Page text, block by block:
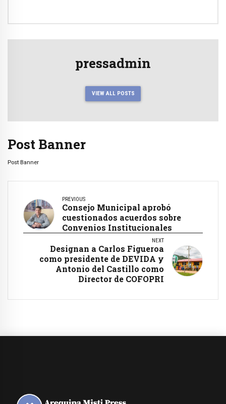
pressadmin
VIEW ALL POSTS
Post Banner
Post Banner
PREVIOUS
Consejo Municipal aprobó
cuestionados acuerdos sobre
Convenios Institucionales
NEXT
Designan a Carlos Figueroa
como presidente de DEVIDA y
Antonio del Castillo como
Director de COFOPRI